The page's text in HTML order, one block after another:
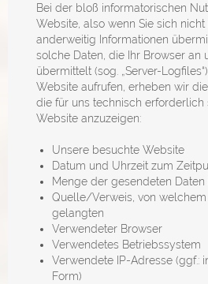
Bei der bloß informatorischen
Website, also wenn Sie sich
anderweitig Informationen
solche Daten, die Ihr Browser an
übermittelt (sog. „Server-
Website aufrufen, erheben wir
die für uns technisch erforderlich
Website anzuzeigen:
Unsere besuchte Website
Datum und Uhrzeit zum
Menge der gesendeten Daten
Quelle/Verweis, von welchem
gelangten
Verwendeter Browser
Verwendetes Betriebssystem
Verwendete IP-Adresse (ggf.:
Form)